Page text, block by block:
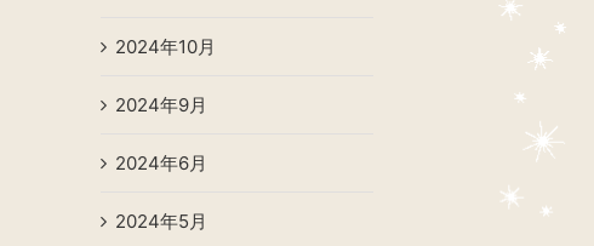
2024年10月
2024年9月
2024年6月
2024年5月